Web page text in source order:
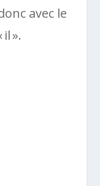
avec le
».